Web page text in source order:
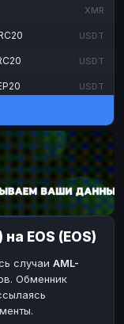
XMR
USDT
USDT
USDT
TON
DOGE
TRON
BCH
BEP20
EOS (EOS)
случаи AML-
Обменник